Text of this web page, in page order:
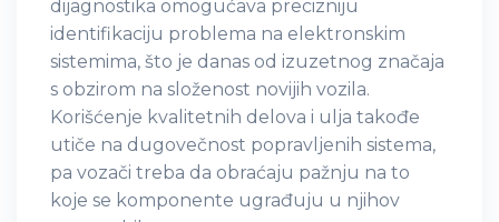
dijagnostika omogućava precizniju
identifikaciju problema na elektronskim
sistemima, što je danas od izuzetnog značaja
s obzirom na složenost novijih vozila.
Korišćenje kvalitetnih delova i ulja takođe
utiče na dugovečnost popravljenih sistema,
pa vozači treba da obraćaju pažnju na to
koje se komponente ugrađuju u njihov